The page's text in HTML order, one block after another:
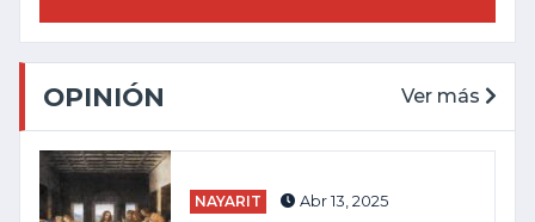
OPINIÓN Ver más
NAYARIT Abr 13, 2025